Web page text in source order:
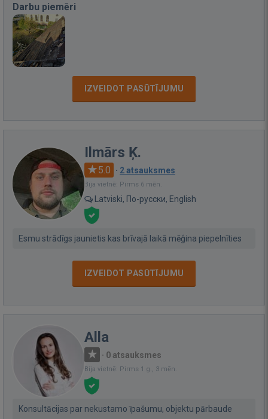
Darbu piemēri
IZVEIDOT PASŪTĪJUMU
Ilmārs Ķ.
5.0 · 2 atsauksmes
Bija vietnē: Pirms 6 mēn.
Latviski, По-русски, English
Esmu strādīgs jaunietis kas brīvajā laikā mēģina piepelnīties
IZVEIDOT PASŪTĪJUMU
Alla
· 0 atsauksmes
Bija vietnē: Pirms 1 g., 3 mēn.
Konsultācijas par nekustamo īpašumu, objektu pārbaude